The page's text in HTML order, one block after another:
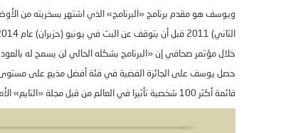
ويوسف هو مقدم برنامج « البرنامج» الذي اشتهر بسخريته من
الثاني) 2011 قبل أن يتوقف عن البث في يونيو (حزيران) عام
خلال مؤتمر صحافي إن « البرنامج بشكله الحالي لن يسمح له
حصل يوسف على الجائزة الفضية في فئة أفضل مذيع على مستوى
قائمة أكثر 100 شخصية تأثيرا في العالم من قبل مجلة « التايم»